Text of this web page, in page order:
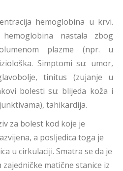
hemoglobina u krvi.
nastala zbog
plazme (npr. u
Simptomi su: umor,
tinitus (zujanje u
bolesti su: blijeda koža i
tahikardija.
za bolest kod koje je
a posljedica toga je
u cirkulaciji. Smatra se da je
matične stanice iz